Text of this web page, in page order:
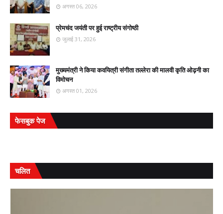
अगस्त 06, 2026
प्रेमचंद जयंती पर हुई राष्ट्रीय संगोष्ठी
जुलाई 31, 2026
मुख्यमंत्री ने किया कवयित्री संगीता तल्लेरा की मालवी कृति ओढ़नी का
विमोचन
अगस्त 01, 2026
फेसबुक पेज
चलित